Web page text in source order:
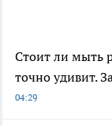
Стоит ли мыть
точно удивит.
04:29